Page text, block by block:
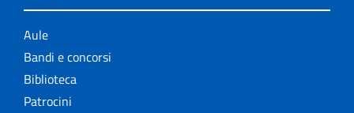
Aule
Bandi e concorsi
Biblioteca
Patrocini